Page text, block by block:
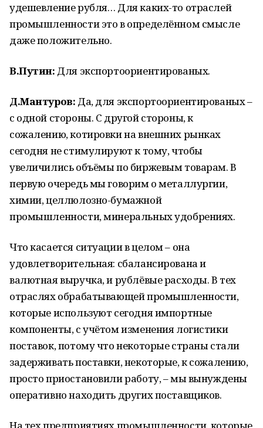
удешевление рубля… Для каких-то отраслей
промышленности это в определённом смысле
даже положительно.
В.Путин: Для экспортоориентированых.
Д.Мантуров: Да, для экспортоориентированых –
с одной стороны. С другой стороны, к
сожалению, котировки на внешних рынках
сегодня не стимулируют к тому, чтобы
увеличились объёмы по биржевым товарам. В
первую очередь мы говорим о металлургии,
химии, целлюлозно-бумажной
промышленности, минеральных удобрениях.
Что касается ситуации в целом – она
удовлетворительная: сбалансирована и
валютная выручка, и рублёвые расходы. В тех
отраслях обрабатывающей промышленности,
которые используют сегодня импортные
компоненты, с учётом изменения логистики
поставок, потому что некоторые страны стали
задерживать поставки, некоторые, к сожалению,
просто приостановили работу, – мы вынуждены
оперативно находить других поставщиков.